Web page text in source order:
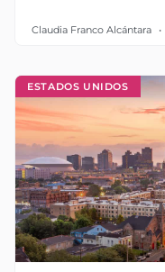
Claudia Franco Alcántara
ESTADOS UNIDOS